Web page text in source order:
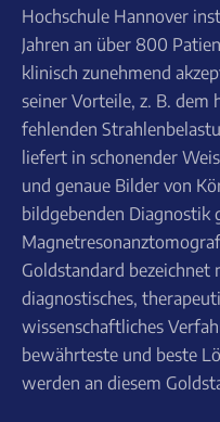
Hochschule Hannover
Jahren an über 800
klinisch zunehmend
seiner Vorteile, z. B.
fehlenden
liefert in schonender
und genaue Bilder von
bildgebenden Diagnostik
Goldstandard bezeichnet
diagnostisches,
wissenschaftliches
bewährteste und beste
werden an diesem